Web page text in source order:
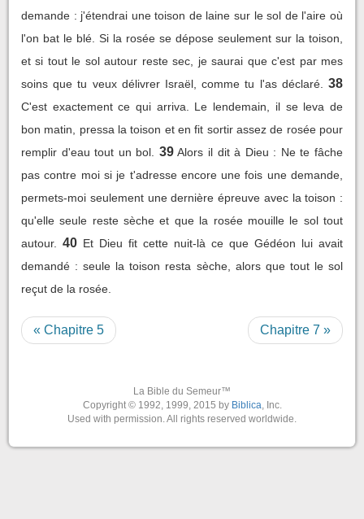
demande : j'étendrai une toison de laine sur le sol de l'aire où
l'on bat le blé. Si la rosée se dépose seulement sur la toison,
et si tout le sol autour reste sec, je saurai que c'est par mes
soins que tu veux délivrer Israël, comme tu l'as déclaré.
38
C'est exactement ce qui arriva. Le lendemain, il se leva de
bon matin, pressa la toison et en fit sortir assez de rosée pour
remplir d'eau tout un bol.
39 Alors il dit à Dieu : Ne te fâche
pas contre moi si je t'adresse encore une fois une demande,
permets-moi seulement une dernière épreuve avec la toison :
qu'elle seule reste sèche et que la rosée mouille le sol tout
autour.
40 Et Dieu fit cette nuit-là ce que Gédéon lui avait
demandé : seule la toison resta sèche, alors que tout le sol
reçut de la rosée.
« Chapitre 5 Chapitre 7 »
La Bible du Semeur™
Copyright © 1992, 1999, 2015 by Biblica, Inc.
Used with permission. All rights reserved worldwide.